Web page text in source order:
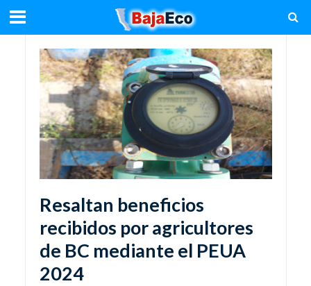
Resaltan beneficios
recibidos por agricultores
de BC mediante el PEUA
2024